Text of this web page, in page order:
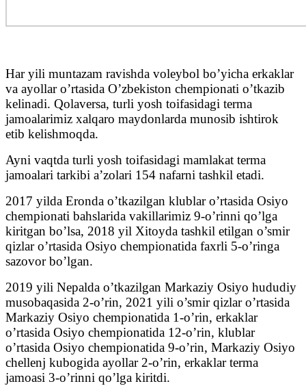
Har yili muntazam ravishda voleybol bo’yicha erkaklar
va ayollar o’rtasida O’zbekiston chempionati o’tkazib
kelinadi. Qolaversa, turli yosh toifasidagi terma
jamoalarimiz xalqaro maydonlarda munosib ishtirok
etib kelishmoqda.
Ayni vaqtda turli yosh toifasidagi mamlakat terma
jamoalari tarkibi a’zolari 154 nafarni tashkil etadi.
2017 yilda Eronda o’tkazilgan klublar o’rtasida Osiyo
chempionati bahslarida vakillarimiz 9-o’rinni qo’lga
kiritgan bo’lsa, 2018 yil Xitoyda tashkil etilgan o’smir
qizlar o’rtasida Osiyo chempionatida faxrli 5-o’ringa
sazovor bo’lgan.
2019 yili Nepalda o’tkazilgan Markaziy Osiyo hududiy
musobaqasida 2-o’rin, 2021 yili o’smir qizlar o’rtasida
Markaziy Osiyo chempionatida 1-o’rin, erkaklar
o’rtasida Osiyo chempionatida 12-o’rin, klublar
o’rtasida Osiyo chempionatida 9-o’rin, Markaziy Osiyo
chellenj kubogida ayollar 2-o’rin, erkaklar terma
jamoasi 3-o’rinni qo’lga kiritdi.